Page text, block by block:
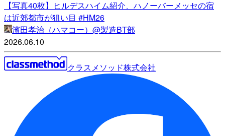
【写真40枚】ヒルデスハイム紹介、ハノーバーメッセの宿
は近郊都市が狙い目 #HM26
濱田孝治（ハマコー）@製造BT部
2026.06.10
クラスメソッド株式会社